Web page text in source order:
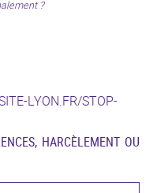
?
LYON.FR/STOP-
HARCÈLEMENT OU